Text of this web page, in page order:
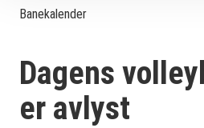
Banekalender
Dagens
er avlyst